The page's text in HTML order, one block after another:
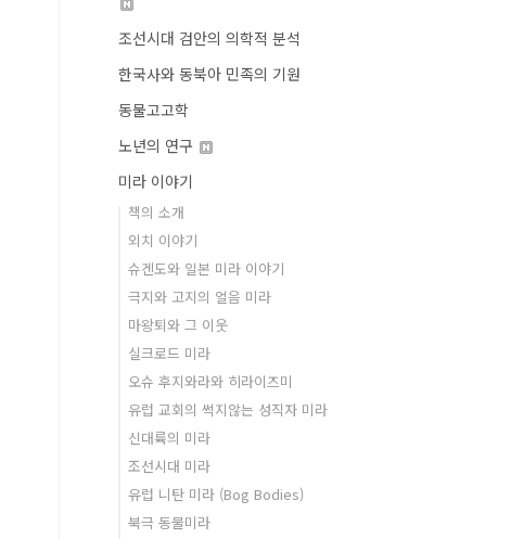
조선시대 검안의 의학적 분석
한국사와 동북아 민족의 기원
동물고고학
노년의 연구
미라 이야기
책의 소개
외치 이야기
슈겐도와 일본 미라 이야기
극지와 고지의 얼음 미라
마왕퇴와 그 이웃
실크로드 미라
오슈 후지와라와 히라이즈미
유럽 교회의 썩지않는 성직자 미라
신대륙의 미라
조선시대 미라
유럽 니탄 미라 (Bog Bodies)
북극 동물미라